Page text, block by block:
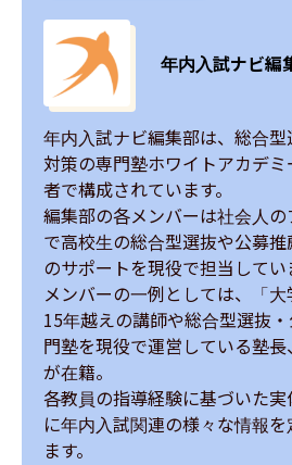
年内入試ナビ編
年内入試ナビ編集部は、総合
対策の専門塾ホワイトアカデ
者で構成されています。
編集部の各メンバーは社会人
で高校生の総合型選抜や公募
のサポートを現役で担当してい
メンバーの一例としては、「
15年越えの講師や総合型選抜
門塾を現役で運営している塾
が在籍。
各教員の指導経験に基づいた
に年内入試関連の様々な情報
ます。